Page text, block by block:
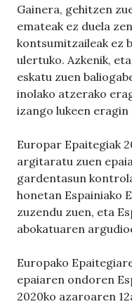
Gainera, gehitzen
emateak ez duela
kontsumitzaileak ez
ulertuko. Azkenik,
eskatu zuen
inolako atzerako
izango lukeen eragin
Europar Epaitegiak
argitaratu zuen
gardentasun
honetan Espainiako
zuzendu zuen, eta
abokatuaren
Europako
epaiaren ondoren
2020ko azaroaren